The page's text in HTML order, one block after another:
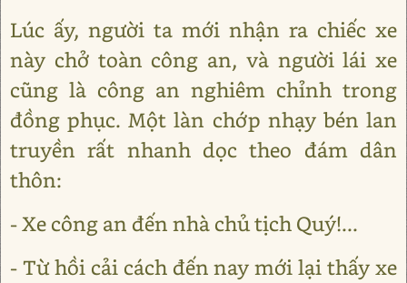
Lúc ấy, người ta mới nhận ra chiếc xe
này chở toàn công an, và người lái xe
cũng là công an nghiêm chỉnh trong
đồng phục. Một làn chớp nhạy bén lan
truyền rất nhanh dọc theo đám dân
thôn:
- Xe công an đến nhà chủ tịch Quý!...
- Từ hồi cải cách đến nay mới lại thấy xe